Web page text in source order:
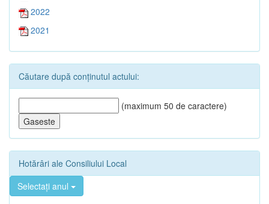
2022
2021
Căutare după conținutul actului:
(maximum 50 de caractere)
Hotărâri ale Consiliului Local
Selectați anul